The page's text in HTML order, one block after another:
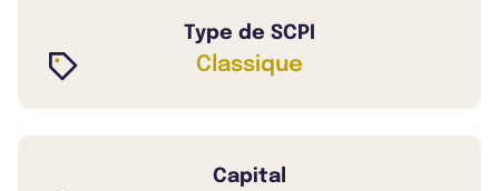
Type de SCPI
Classique
Capital